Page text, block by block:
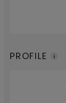
PROFILE